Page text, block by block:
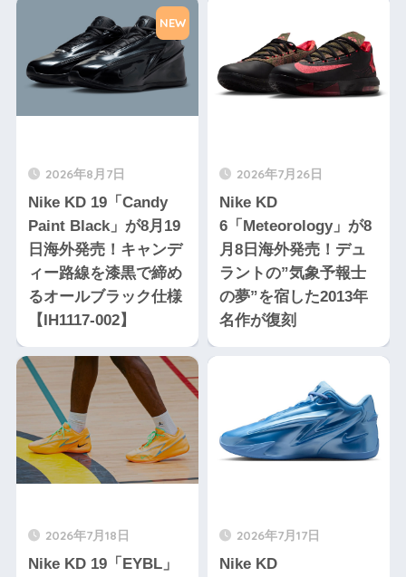
2026年8月7日
Nike KD 19「Candy
Paint Black」が8月19
日海外発売！キャンデ
ィー路線を漆黒で締め
るオールブラック仕様
【IH1117-002】
NEW
2026年7月26日
Nike KD
6「Meteorology」が8
月8日海外発売！デュ
ラントの”気象予報士
の夢”を宿した2013年
名作が復刻
2026年7月18日
Nike KD 19「EYBL」
2026年7月17日
Nike KD